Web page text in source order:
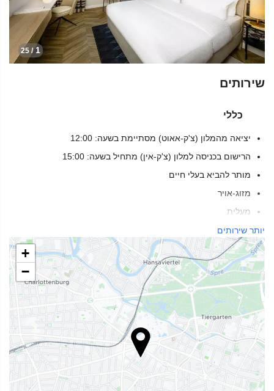
1
/ 25
שירותים
כללי
יציאה מהמלון (צ'ק-אאוט) מסתיימת בשעה: 12:00
הרישום בכניסה למלון (צ'ק-אין) מתחיל בשעה: 15:00
מותר להביא בעלי חיים
מזוג-אויר
מעלית
אנשים עם ניידות מוגבלת
חדרים ללא לעשן
אזור עישון
בריאות
בר-בריכה
כיסאות חוף/נוח
חדר שיזוף
ספא
יותר שירותים
+
−